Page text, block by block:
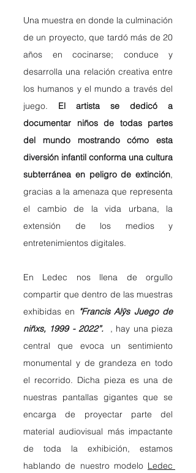
Una muestra en donde la culminación
de un proyecto, que tardó más de 20
años en cocinarse; conduce y
desarrolla una relación creativa entre
los humanos y el mundo a través del
juego. El artista se dedicó a
documentar niños de todas partes
del mundo mostrando cómo esta
diversión infantil conforma una cultura
subterránea en peligro de extinción,
gracias a la amenaza que representa
el cambio de la vida urbana, la
extensión de los medios y
entretenimientos digitales.
En Ledec nos llena de orgullo
compartir que dentro de las muestras
exhibidas en "Francis Alÿs Juego de
niñxs, 1999 - 2022”.
, hay una pieza
central que evoca un sentimiento
monumental y de grandeza en todo
el recorrido. Dicha pieza es una de
nuestras pantallas gigantes que se
encarga de proyectar parte del
material audiovisual más impactante
de toda la exhibición, estamos
hablando de nuestro modelo Ledec